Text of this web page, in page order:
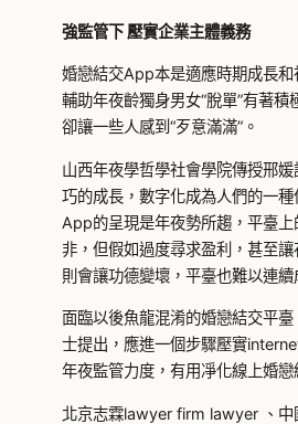
強監管下 壓實企業主體義務
婚戀結交App本是適應時期成長
輔助年夜齡獨身男女“脫單”有著積
卻讓一些人感到“歹意滿滿”。
山西年夜學哲學社會學院傳授邢
巧的成長，數字化成為人們的一
App的呈現是年夜勢所趨，平臺
非，但假如過度尋求盈利，甚至讓
則會讓功德變壞，平臺也難以連續
面臨以後魚龍混淆的婚戀結交平
士提出，應進一個步驟壓實
年夜監管力度，有用凈化線上婚戀
北京志霖lawyer firm lawyer 、中